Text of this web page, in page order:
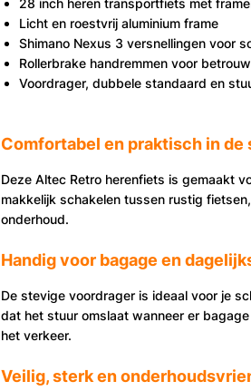
28 inch heren transportfiets met
Licht en roestvrij aluminium frame
Shimano Nexus 3 versnellingen voor
Rollerbrake handremmen voor
Voordrager, dubbele standaard en
Comfortabel en praktisch in de
Deze Altec Retro herenfiets is gemaakt
makkelijk schakelen tussen rustig
onderhoud.
Handig voor bagage en
De stevige voordrager is ideaal voor je
dat het stuur omslaat wanneer er
het verkeer.
Veilig, sterk en